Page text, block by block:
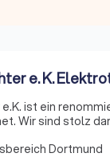
e. K.
ist ein
Wir sind stolz
Dortmund